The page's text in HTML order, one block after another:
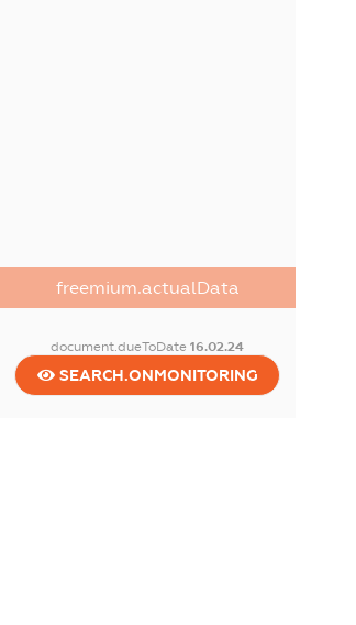
freemium.actualData
document.dueToDate16.02.24
SEARCH.ONMONITORING